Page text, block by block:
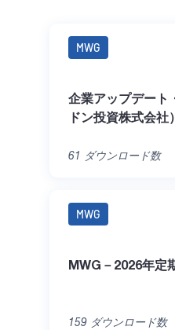
MWG
企業アップデート
ドン投資株式会社）
61 ダウンロード数
MWG
MWG－2026年定
159 ダウンロード数